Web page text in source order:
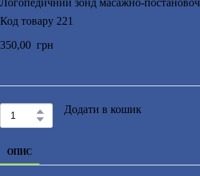
Логопедичний зонд масажно-
Код товару 221
350,00  грн
Додати в кошик
ОПИС